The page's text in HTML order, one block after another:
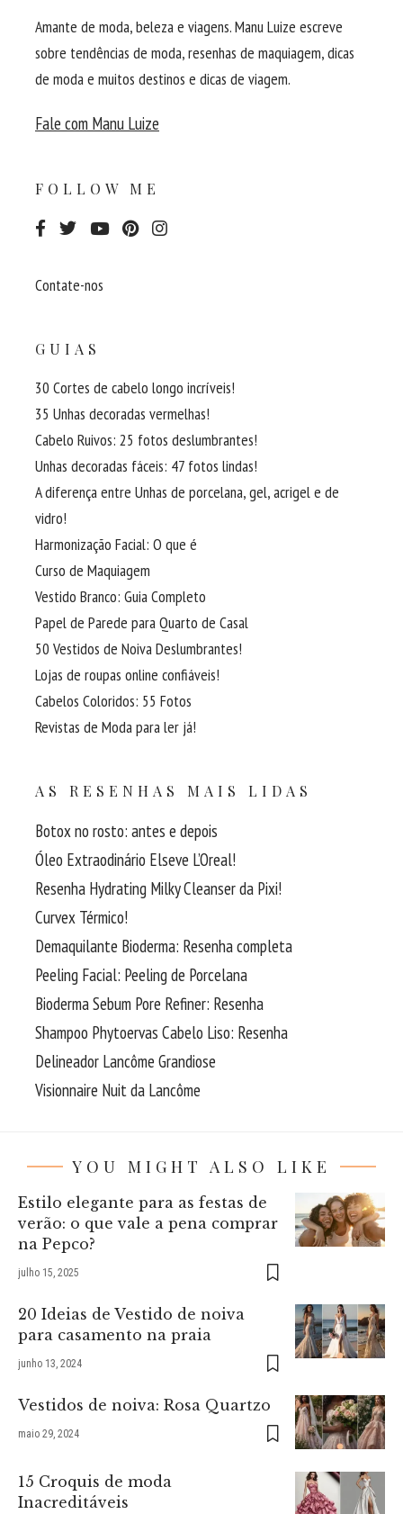
Amante de moda, beleza e viagens. Manu Luize escreve
sobre tendências de moda, resenhas de maquiagem, dicas
de moda e muitos destinos e dicas de viagem.
Fale com Manu Luize
FOLLOW ME
Contate-nos
GUIAS
30 Cortes de cabelo longo incríveis!
35 Unhas decoradas vermelhas!
Cabelo Ruivos: 25 fotos deslumbrantes!
Unhas decoradas fáceis: 47 fotos lindas!
A diferença entre Unhas de porcelana, gel, acrigel e de
vidro!
Harmonização Facial: O que é
Curso de Maquiagem
Vestido Branco: Guia Completo
Papel de Parede para Quarto de Casal
50 Vestidos de Noiva Deslumbrantes!
Lojas de roupas online confiáveis!
Cabelos Coloridos: 55 Fotos
Revistas de Moda para ler já!
AS RESENHAS MAIS LIDAS
Botox no rosto: antes e depois
Óleo Extraodinário Elseve L’Oreal!
Resenha Hydrating Milky Cleanser da Pixi!
Curvex Térmico!
Demaquilante Bioderma: Resenha completa
Peeling Facial: Peeling de Porcelana
Bioderma Sebum Pore Refiner: Resenha
Shampoo Phytoervas Cabelo Liso: Resenha
Delineador Lancôme Grandiose
Visionnaire Nuit da Lancôme
YOU MIGHT ALSO LIKE
Estilo elegante para as festas de
verão: o que vale a pena comprar
na Pepco?
julho 15, 2025
20 Ideias de Vestido de noiva
para casamento na praia
junho 13, 2024
Vestidos de noiva: Rosa Quartzo
maio 29, 2024
15 Croquis de moda
Inacreditáveis